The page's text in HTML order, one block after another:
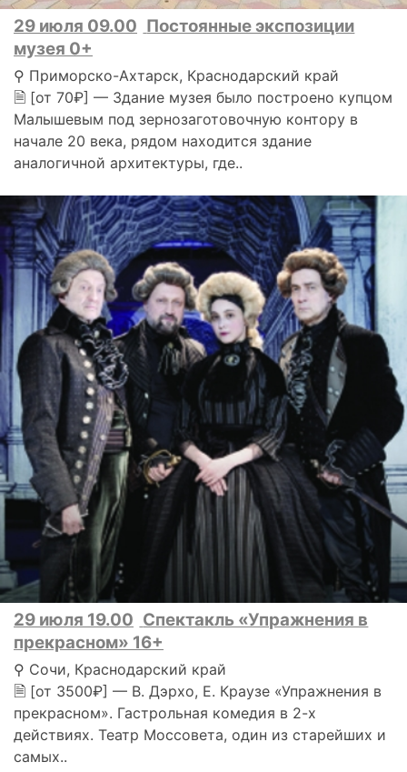
29 июля 09.00 Постоянные экспозиции
музея 0+
⚲ Приморско-Ахтарск, Краснодарский край
🗎 [от 70₽] — Здание музея было построено купцом
Малышевым под зернозаготовочную контору в
начале 20 века, рядом находится здание
аналогичной архитектуры, где..
29 июля 19.00 Спектакль «Упражнения в
прекрасном» 16+
⚲ Сочи, Краснодарский край
🗎 [от 3500₽] — В. Дэрхо, Е. Краузе «Упражнения в
прекрасном». Гастрольная комедия в 2-х
действиях. Театр Моссовета, один из старейших и
самых..